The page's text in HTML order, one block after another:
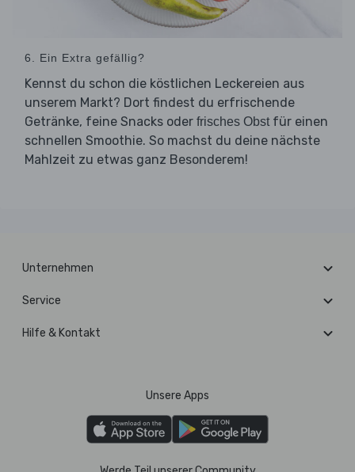
6. Ein Extra gefällig?
Kennst du schon die köstlichen Leckereien aus
unserem Markt? Dort findest du erfrischende
Getränke, feine Snacks oder frisches Obstfür einen
schnellen Smoothie. So machst du deine nächste
Mahlzeit zu etwas ganz Besonderem!
Unternehmen
Service
Hilfe & Kontakt
Unsere Apps